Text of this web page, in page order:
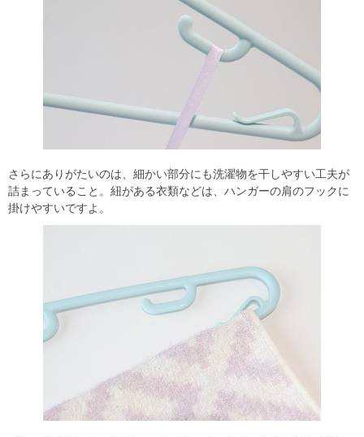
さらにありがたいのは、細かい部分にも洗濯物を干しやすい工夫が
詰まっていること。紐がある衣類などは、ハンガーの肩のフックに
掛けやすいですよ。